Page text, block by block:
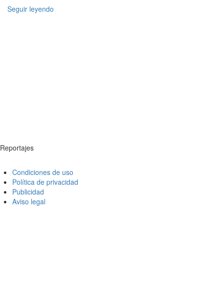
Seguir leyendo
Reportajes
Condiciones de uso
Política de privacidad
Publicidad
Aviso legal